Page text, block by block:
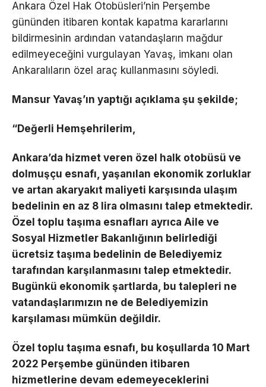
Ankara Özel Hak Otobüsleri’nin Perşembe
gününden itibaren kontak kapatma kararlarını
bildirmesinin ardından vatandaşların mağdur
edilmeyeceğini vurgulayan Yavaş, imkanı olan
Ankaralıların özel araç kullanmasını söyledi.
Mansur Yavaş’ın yaptığı açıklama şu şekilde;
“Değerli Hemşehrilerim,
Ankara’da hizmet veren özel halk otobüsü ve
dolmuşçu esnafı, yaşanılan ekonomik zorluklar
ve artan akaryakıt maliyeti karşısında ulaşım
bedelinin en az 8 lira olmasını talep etmektedir.
Özel toplu taşıma esnafları ayrıca Aile ve
Sosyal Hizmetler Bakanlığının belirlediği
ücretsiz taşıma bedelinin de Belediyemiz
tarafından karşılanmasını talep etmektedir.
Bugünkü ekonomik şartlarda, bu talepleri ne
vatandaşlarımızın ne de Belediyemizin
karşılaması mümkün değildir.
Özel toplu taşıma esnafı, bu koşullarda 10 Mart
2022 Perşembe gününden itibaren
hizmetlerine devam edemeyeceklerini